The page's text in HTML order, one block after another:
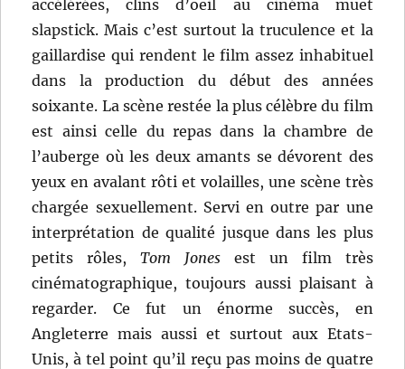
accélérées, clins d’oeil au cinéma muet
slapstick. Mais c’est surtout la truculence et la
gaillardise qui rendent le film assez inhabituel
dans la production du début des années
soixante. La scène restée la plus célèbre du film
est ainsi celle du repas dans la chambre de
l’auberge où les deux amants se dévorent des
yeux en avalant rôti et volailles, une scène très
chargée sexuellement. Servi en outre par une
interprétation de qualité jusque dans les plus
petits rôles,Tom Jones est un film très
cinématographique, toujours aussi plaisant à
regarder. Ce fut un énorme succès, en
Angleterre mais aussi et surtout aux Etats-
Unis, à tel point qu’il reçu pas moins de quatre